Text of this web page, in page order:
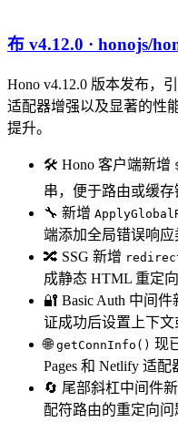
布 v4.12.0 · honojs/
Hono v4.12.0 版本发布，
适配器增强以及显著的性
提升。
🛠️ Hono 客户端新增
串，便于路由或缓存
🔧 新增
端添加全局错误响应
🔀 SSG 新增
成静态 HTML 重定向
🔐 Basic Auth 中间件
证成功后设置上下文
🌐getConnInfo() 现
Pages 和 Netlify 适配
🔄 尾部斜杠中间件
配符路由的重定向问